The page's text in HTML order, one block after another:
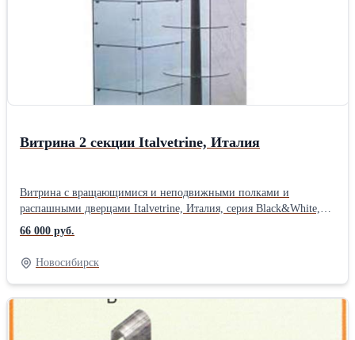
Витрина 2 секции Italvetrine, Италия
Витрина с вращающимися и неподвижными полками и
распашными дверцами Italvetrine, Италия, серия Black&White,
модель 90G: Габариты: 93x52xh198 Основание и топ: окрашено
под вишневое дерево Внутренняя часть основания зеркальная
Подсветка: 4 галогеновые лампочки Количество полок: 4/5
Расстояние м/у полками: 30 см Количество напольных
колесиков: 4 Дверца с замком Вес: 150 кг Количество в наличии:
66 000 руб.
Новосибирск